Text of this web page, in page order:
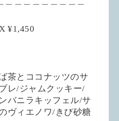
¥1,450
茶とココナッツのサ
レ/ジャムクッキー/
バニラキッフェル/サ
ヴィエノワ/きび砂糖